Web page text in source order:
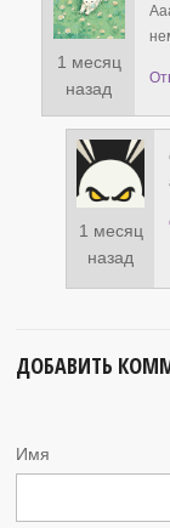
1 месяц
назад
1 месяц
назад
ДОБАВИТЬ
Имя